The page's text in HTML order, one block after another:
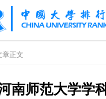
章正文
南师范大学学